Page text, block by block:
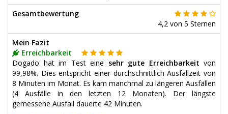
Gesamtbewertung
4,2 von 5 Sternen
Mein Fazit
Erreichbarkeit
Dogado hat im Test eine sehr gute Erreichbarkeit von
99,98%. Dies entspricht einer durchschnittlich Ausfallzeit von
8 Minuten im Monat. Es kam manchmal zu längeren Ausfällen
(4 Ausfälle in den letzten 12 Monaten). Der längste
gemessene Ausfall dauerte 42 Minuten.